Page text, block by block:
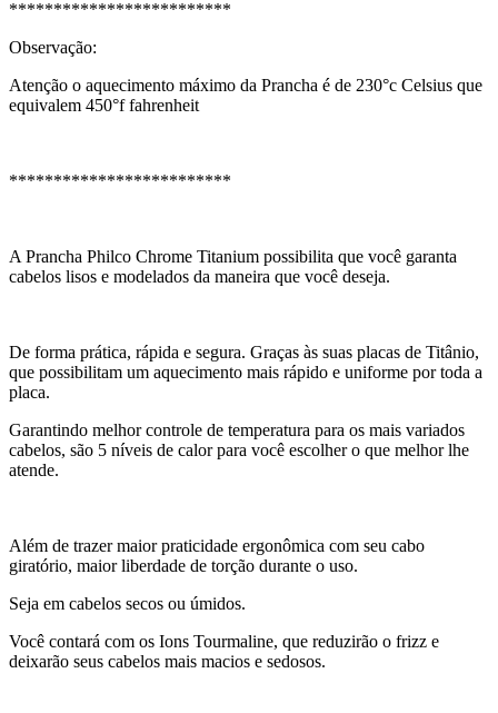
*************************
Observação:
Atenção o aquecimento máximo da Prancha é de 230°c Celsius que
equivalem 450°f fahrenheit
*************************
A Prancha Philco Chrome Titanium possibilita que você garanta
cabelos lisos e modelados da maneira que você deseja.
De forma prática, rápida e segura. Graças às suas placas de Titânio,
que possibilitam um aquecimento mais rápido e uniforme por toda a
placa.
Garantindo melhor controle de temperatura para os mais variados
cabelos, são 5 níveis de calor para você escolher o que melhor lhe
atende.
Além de trazer maior praticidade ergonômica com seu cabo
giratório, maior liberdade de torção durante o uso.
Seja em cabelos secos ou úmidos.
Você contará com os Ions Tourmaline, que reduzirão o frizz e
deixarão seus cabelos mais macios e sedosos.